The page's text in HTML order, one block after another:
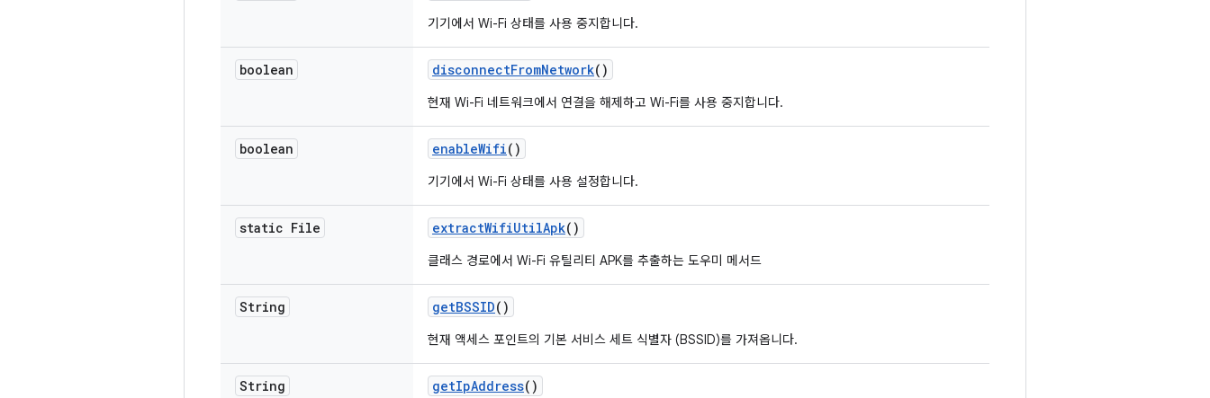
기기에서 Wi-Fi 상태를 사용 중지합니다.
boolean disconnectFromNetwork()
현재 Wi-Fi 네트워크에서 연결을 해제하고 Wi-Fi를 사용 중지합니다.
boolean enableWifi()
기기에서 Wi-Fi 상태를 사용 설정합니다.
static File extractWifiUtilApk()
클래스 경로에서 Wi-Fi 유틸리티 APK를 추출하는 도우미 메서드
String getBSSID()
현재 액세스 포인트의 기본 서비스 세트 식별자 (BSSID)를 가져옵니다.
String getIpAddress()